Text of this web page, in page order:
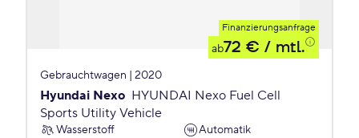
Finanzierungsanfrage
ab72 € / mtl.
Gebrauchtwagen | 2020
Hyundai Nexo HYUNDAI Nexo Fuel Cell
Sports Utility Vehicle
Wasserstoff
Automatik